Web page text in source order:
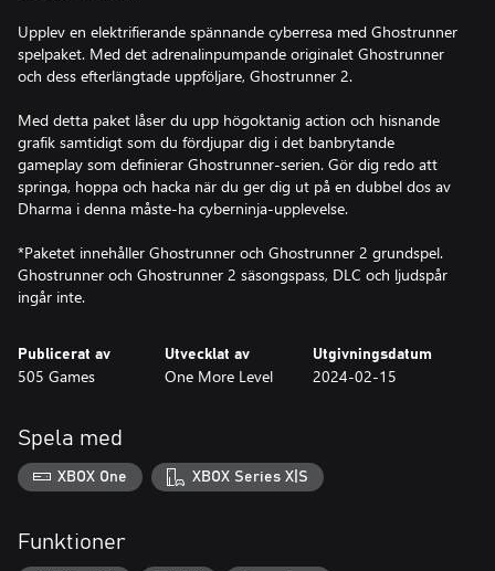
Upplev en elektrifierande spännande cyberresa med Ghostrunner
spelpaket. Med det adrenalinpumpande originalet Ghostrunner
och dess efterlängtade uppföljare, Ghostrunner 2.
Med detta paket låser du upp högoktanig action och hisnande
grafik samtidigt som du fördjupar dig i det banbrytande
gameplay som definierar Ghostrunner-serien. Gör dig redo att
springa, hoppa och hacka när du ger dig ut på en dubbel dos av
Dharma i denna måste-ha cyberninja-upplevelse.
*Paketet innehåller Ghostrunner och Ghostrunner 2 grundspel.
Ghostrunner och Ghostrunner 2 säsongspass, DLC och ljudspår
ingår inte.
Publicerat av
505 Games
Utvecklat av
One More Level
Utgivningsdatum
2024-02-15
Spela med
XBOX One XBOX Series X|S
Funktioner